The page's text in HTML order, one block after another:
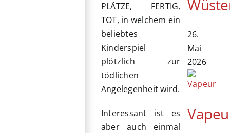
PLÄTZE, FERTIG,
TOT, in welchem ein
beliebtes
Kinderspiel
plötzlich zur
tödlichen
Angelegenheit wird.
Interessant ist es
aber auch einmal
26.
Mai
2026